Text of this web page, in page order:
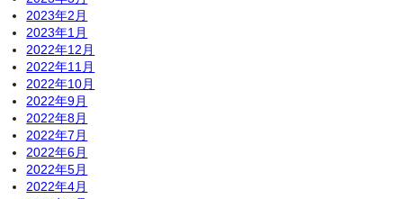
2023年2月
2023年1月
2022年12月
2022年11月
2022年10月
2022年9月
2022年8月
2022年7月
2022年6月
2022年5月
2022年4月